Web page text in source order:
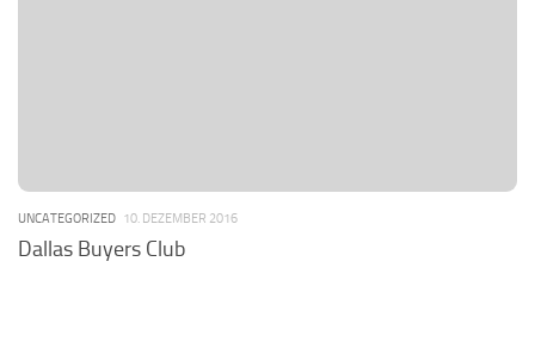
UNCATEGORIZED 10. DEZEMBER 2016
Dallas Buyers Club